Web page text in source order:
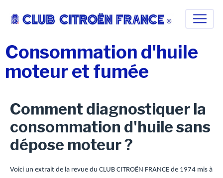
Consommation d'huile
moteur et fumée
Comment diagnostiquer la
consommation d'huile sans
dépose moteur ?
Voici un extrait de la revue du CLUB CITROËN FRANCE de 1974 mis à